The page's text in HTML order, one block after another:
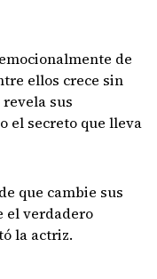
de
ellos crece sin
sus
el secreto que lleva
que cambie sus
el verdadero
la actriz.